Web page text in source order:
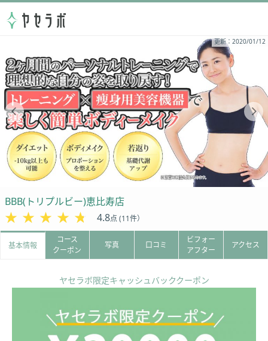
更新：2020/01/12
BBB(トリプルビー)恵比寿店
★★★★★
★★★★★ 4.8点 (11件）
基本情報
コース
クーポン
写真 口コミ
ビフォー
アフター
アクセス
ヤセラボ限定キャッシュバッククーポン